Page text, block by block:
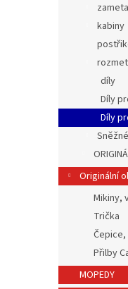
kabiny
díly
Díly
Díly
Originální
Mikiny,
Trička
Přilby
MOPEDY